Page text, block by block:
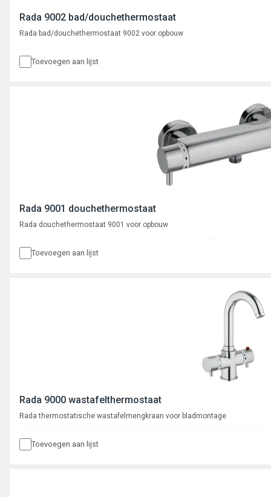
Rada 9002 bad/douchethermostaat
Rada bad/douchethermostaat 9002 voor opbouw
Toevoegen aan lijst
Rada 9001 douchethermostaat
Rada douchethermostaat 9001 voor opbouw
Toevoegen aan lijst
Rada 9000 wastafelthermostaat
Rada thermostatische wastafelmengkraan voor bladmontage
Toevoegen aan lijst